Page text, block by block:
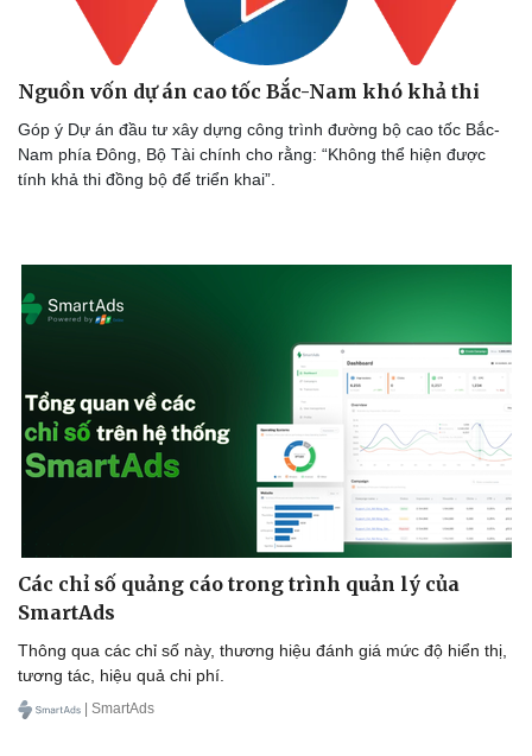
Phòng mạch online
Ăn sạch sống khỏe
Nguồn vốn dự án cao tốc Bắc-Nam khó khả thi
Góp ý Dự án đầu tư xây dựng công trình đường bộ cao tốc Bắc-
Nam phía Đông, Bộ Tài chính cho rằng: “Không thể hiện được
tính khả thi đồng bộ để triển khai”.
Các chỉ số quảng cáo trong trình quản lý của
SmartAds
Thông qua các chỉ số này, thương hiệu đánh giá mức độ hiển thị,
tương tác, hiệu quả chi phí.
| SmartAds